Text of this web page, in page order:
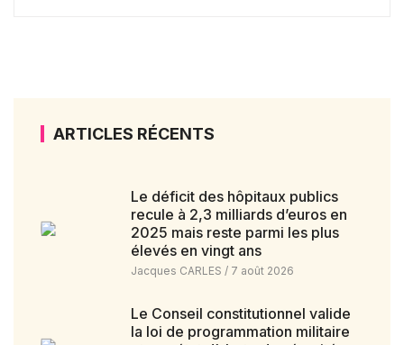
ARTICLES RÉCENTS
Le déficit des hôpitaux publics
recule à 2,3 milliards d’euros en
2025 mais reste parmi les plus
élevés en vingt ans
Jacques CARLES 7 août 2026
Le Conseil constitutionnel valide
la loi de programmation militaire